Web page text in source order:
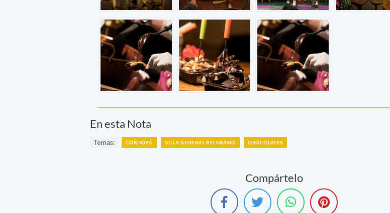
En esta Nota
Temas: CÓRDOBA VILLA GENERAL BELGRANO CHOCOLATES
Compártelo